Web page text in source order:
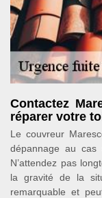
Contactez
réparer votre
Le couvreur
dépannage au cas
N’attendez pas
la gravité de la
remarquable et